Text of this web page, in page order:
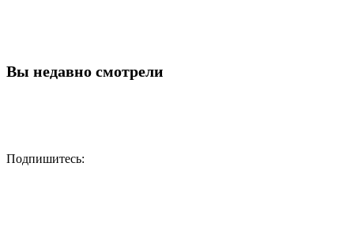
Вы недавно смотрели
Подпишитесь: